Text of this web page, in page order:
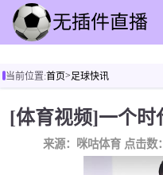
足球直播
篮球直播
足球录播
篮球回放
当前位置:首页>足球快讯
来源：咪咕体育 点击数：